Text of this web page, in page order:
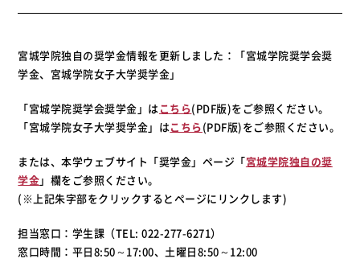
宮城学院独自の奨学金情報を更新しました：「宮城学院奨学会奨
学金、宮城学院女子大学奨学金」
「宮城学院奨学会奨学金」はこちら(PDF版)をご参照ください。
「宮城学院女子大学奨学金」はこちら(PDF版)をご参照ください。
または、本学ウェブサイト「奨学金」ページ「宮城学院独自の奨
学金」欄をご参照ください。
(※上記朱字部をクリックするとページにリンクします)
担当窓口：学生課（TEL: 022-277-6271）
窓口時間：平日8:50～17:00、土曜日8:50～12:00